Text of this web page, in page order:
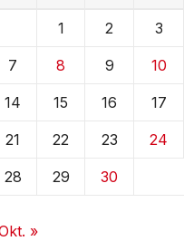
1 2 3
7 8 9 10
14 15 16 17
21 22 23 24
28 29 30
»